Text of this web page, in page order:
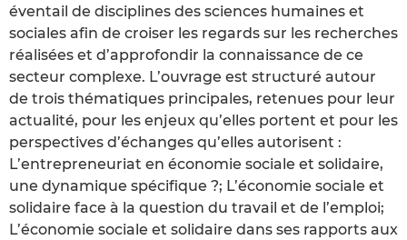
éventail de disciplines des sciences humaines et
sociales afin de croiser les regards sur les recherches
réalisées et d’approfondir la connaissance de ce
secteur complexe. L’ouvrage est structuré autour
de trois thématiques principales, retenues pour leur
actualité, pour les enjeux qu’elles portent et pour les
perspectives d’échanges qu’elles autorisent :
L’entrepreneuriat en économie sociale et solidaire,
une dynamique spécifique ?; L’économie sociale et
solidaire face à la question du travail et de l’emploi;
L’économie sociale et solidaire dans ses rapports aux